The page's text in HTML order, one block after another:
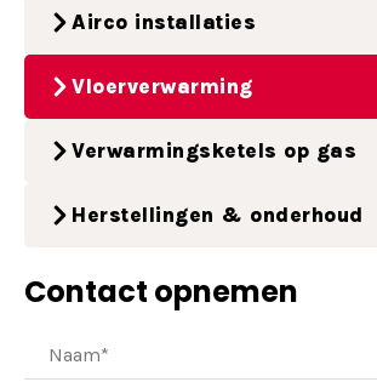
Airco installaties
Vloerverwarming
Verwarmingsketels op gas
Herstellingen & onderhoud
Contact opnemen